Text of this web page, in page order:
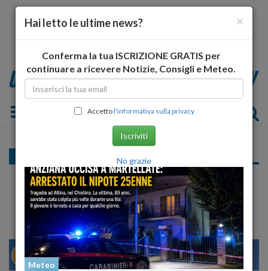
Toggle navigation
Si ribalta rimorchio, chiusa statale nel
Chietino
MILANO 29 31
×
Hai letto le ultime news?
Conferma la tua ISCRIZIONE GRATIS per
continuare a ricevere Notizie, Consigli e Meteo.
Accettol'informativa sulla privacy
Iscriviti
No grazie
Meteo